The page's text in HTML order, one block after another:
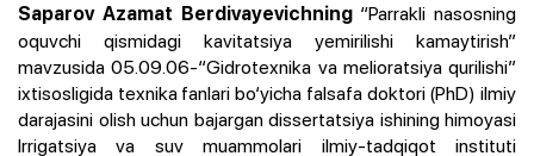
Saparov Azamat Berdivayevichning “Parrakli nasosning
oquvchi qismidagi kavitatsiya yemirilishi kamaytirish”
mavzusida 05.09.06-“Gidrotexnika va melioratsiya qurilishi”
ixtisosligida texnika fanlari bo‘yicha falsafa doktori (PhD) ilmiy
darajasini olish uchun bajargan dissertatsiya ishining himoyasi
Irrigatsiya va suv muammolari ilmiy-tadqiqot instituti